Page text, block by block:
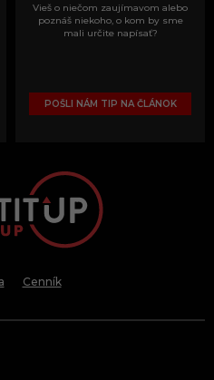
Vieš o niečom zaujímavom alebo
poznáš niekoho, o kom by sme
mali určite napísať?
POŠLI NÁM TIP NA ČLÁNOK
Cenník